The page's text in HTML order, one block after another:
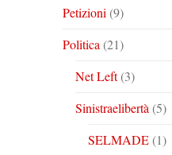
Petizioni (9)
Politica (21)
Net Left(3)
Sinistraelibertà (5)
SELMADE(1)